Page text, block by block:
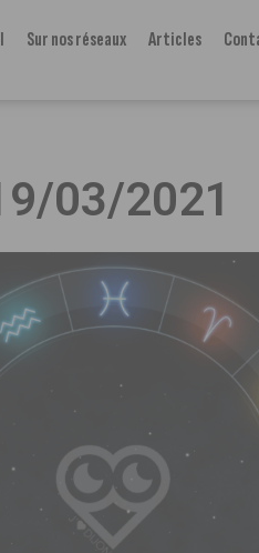
Sur nos réseaux Articles
03/2021